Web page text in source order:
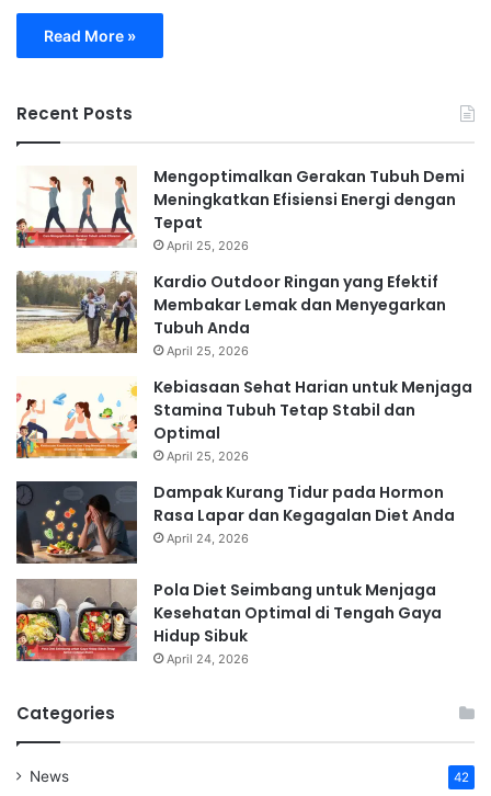
Read More »
Recent Posts
Mengoptimalkan Gerakan Tubuh Demi
Meningkatkan Efisiensi Energi dengan
Tepat
April 25, 2026
Kardio Outdoor Ringan yang Efektif
Membakar Lemak dan Menyegarkan
Tubuh Anda
April 25, 2026
Kebiasaan Sehat Harian untuk Menjaga
Stamina Tubuh Tetap Stabil dan
Optimal
April 25, 2026
Dampak Kurang Tidur pada Hormon
Rasa Lapar dan Kegagalan Diet Anda
April 24, 2026
Pola Diet Seimbang untuk Menjaga
Kesehatan Optimal di Tengah Gaya
Hidup Sibuk
April 24, 2026
Categories
News 42